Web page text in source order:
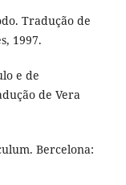
Tradução de
1997.
e de
de Vera
Bercelona: